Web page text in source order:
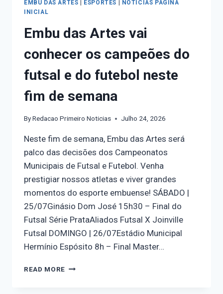
EMBU DAS ARTES | ESPORTES | NOTICIAS PÁGINA
INICIAL
Embu das Artes vai
conhecer os campeões do
futsal e do futebol neste
fim de semana
ByRedacao Primeiro Noticias Julho 24, 2026
Neste fim de semana, Embu das Artes será
palco das decisões dos Campeonatos
Municipais de Futsal e Futebol. Venha
prestigiar nossos atletas e viver grandes
momentos do esporte embuense! SÁBADO |
25/07Ginásio Dom José 15h30 – Final do
Futsal Série PrataAliados Futsal X Joinville
Futsal DOMINGO | 26/07Estádio Municipal
Hermínio Espósito 8h – Final Master…
READ MORE